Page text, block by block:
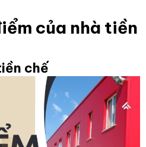
của nhà tiền
chế